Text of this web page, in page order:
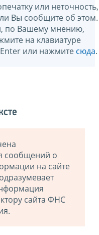
или неточность,
Вы сообщите об этом.
по Вашему мнению,
на клавиатуре
или нажмите сюда.
сообщений о
на сайте
сайта ФНС